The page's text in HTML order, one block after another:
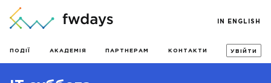
ПОДІЇ АКАДЕМІЯ ПАРТНЕРАМ КОНТАКТИ УВІЙТИ
IN ENGLISH